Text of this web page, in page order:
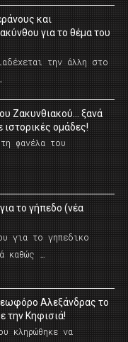
και
για το θέμα του
την άλλη στο
Ζακυνθιακού… ξανά
ιστορικές ομάδες!
φανέλα του
το γήπεδο (νέα
για το γηπεδικο
καθώς …
Αλεξάνδρας το
την Κηφισιά!
κληρώθηκε να